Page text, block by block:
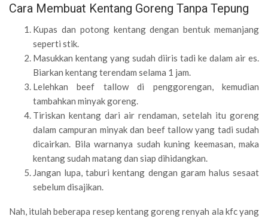
Cara Membuat Kentang Goreng Tanpa Tepung
Kupas dan potong kentang dengan bentuk memanjang
seperti stik.
Masukkan kentang yang sudah diiris tadi ke dalam air es.
Biarkan kentang terendam selama 1 jam.
Lelehkan beef tallow di penggorengan, kemudian
tambahkan minyak goreng.
Tiriskan kentang dari air rendaman, setelah itu goreng
dalam campuran minyak dan beef tallow yang tadi sudah
dicairkan. Bila warnanya sudah kuning keemasan, maka
kentang sudah matang dan siap dihidangkan.
Jangan lupa, taburi kentang dengan garam halus sesaat
sebelum disajikan.
Nah, itulah beberapa resep kentang goreng renyah ala kfc yang